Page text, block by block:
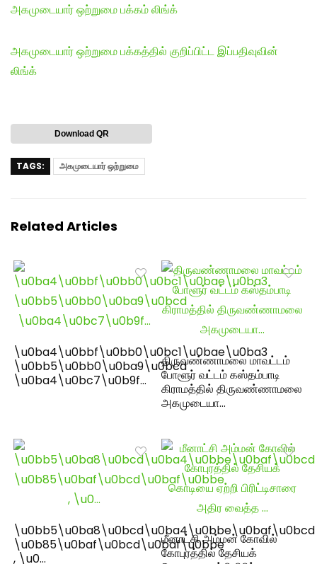
அகமுடையார் ஒற்றுமை பக்கம் லிங்க்
அகமுடையார் ஒற்றுமை பக்கத்தில் குறிப்பிட்ட இப்பதிவுவின்
லிங்க்
Download QR
TAGS: அகமுடையார் ஒற்றுமை
Related Articles
\u0ba4\u0bbf\u0bb0\u0bc1\u0bae\u0ba3
\u0bb5\u0bb0\u0ba9\u0bcd
\u0ba4\u0bc7\u0b9f…
திருவண்ணாமலை மாவட்டம்
போளூர் வட்டம் கஸ்தம்பாடி
கிராமத்தில் திருவண்ணாமலை
அகமுடையா…
\u0bb5\u0ba8\u0bcd\u0ba4\u0bbe\u0baf\u0bcd
\u0b85\u0baf\u0bcd\u0baf\u0bbe
, \u0…
மீனாட்சி அம்மன் கோவில்
கோபுரத்தில் தேசியக்